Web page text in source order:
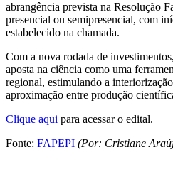
abrangência prevista na Resolução
presencial ou semipresencial, com
estabelecido na chamada.
Com a nova rodada de
aposta na ciência como uma
regional, estimulando a
aproximação entre produção
Clique aqui para acessar o edital.
Fonte: FAPEPI (Por: Cristiane